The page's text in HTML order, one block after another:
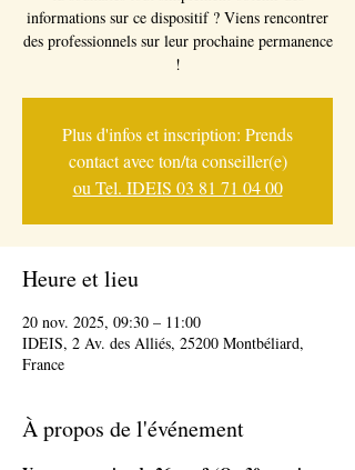
informations sur ce dispositif ? Viens rencontrer
des professionnels sur leur prochaine permanence
!
Plus d'infos et inscription: Prends
contact avec ton/ta conseiller(e)
ou Tel. IDEIS 03 81 71 04 00
Heure et lieu
20 nov. 2025, 09:30 – 11:00
IDEIS, 2 Av. des Alliés, 25200 Montbéliard,
France
À propos de l'événement